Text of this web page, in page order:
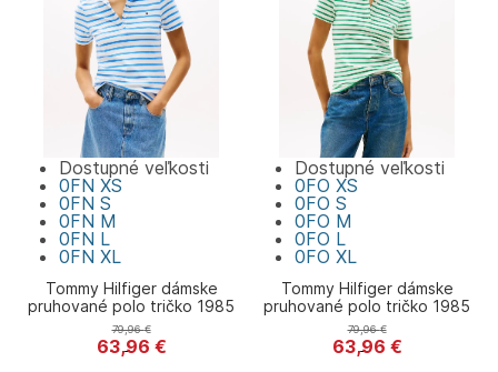
Tommy Hilfiger dámske
pruhované polo tričko 1985
Tommy Hilfiger
63,96 €
79,96€
Dostupné veľkosti
0FN XS
0FN S
0FN M
0FN L
0FN XL
Tommy Hilfiger dámske
pruhované polo tričko 1985
Tommy Hilfiger
63,96 €
79,96€
Dostupné veľkosti
0FO XS
0FO S
0FO M
0FO L
0FO XL